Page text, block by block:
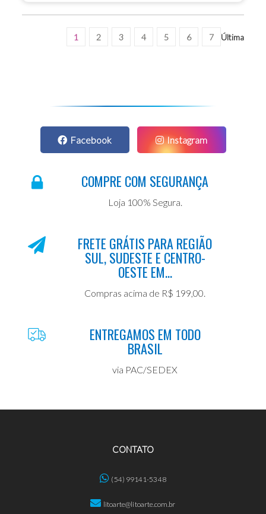
1 2 3 4 5 6 7 Última
Facebook Instagram
COMPRE COM SEGURANÇA
Loja 100% Segura.
FRETE GRÁTIS PARA REGIÃO
SUL, SUDESTE E CENTRO-
OESTE EM...
Compras acima de R$ 199,00.
ENTREGAMOS EM TODO
BRASIL
via PAC/SEDEX
CONTATO
(54) 99141-5348
litoarte@litoarte.com.br